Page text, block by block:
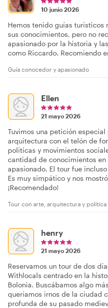
10 junio 2026
Hemos tenido guías turísticos
sus conocimientos, pero no
apasionado por la historia y
como Riccardo. Recomiendo
Guía conocedor y apasionado
Ellen
21 mayo 2026
Tuvimos una petición
arquitectura con el telón de
políticas y movimientos
cantidad de conocimientos en
apasionado. El tour fue
Es muy simpático y nos
¡Recomendado!
Tour con arte, arquitectura y política
henry
21 mayo 2026
Reservamos un tour de dos
Withlocals centrado en la
Bolonia. Buscábamos algo
queríamos irnos de la ciudad
profunda de su pasado